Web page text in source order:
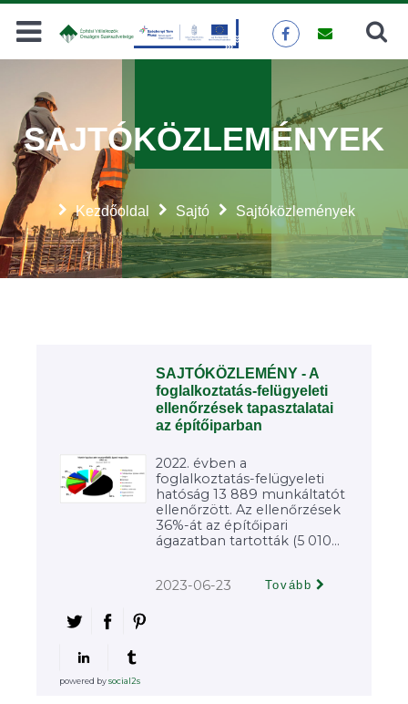
Keresés
Kezdőoldal Sajtó Sajtóközlemények
SAJTÓKÖZLEMÉNYEK
SAJTÓKÖZLEMÉNY - A
foglalkoztatás-felügyeleti
ellenőrzések tapasztalatai
az építőiparban
2022. évben a
foglalkoztatás-felügyeleti
hatóság 13 889 munkáltatót
ellenőrzött. Az ellenőrzések
36%-át az építőipari
ágazatban tartották (5 010...
2023-06-23 Tovább
powered bysocial2s